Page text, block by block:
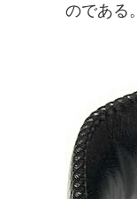
のである。